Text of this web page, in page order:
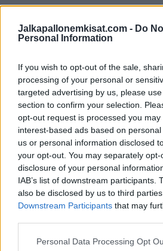
Jalkapallonemkisat.com - Do
Personal Information
If you wish to opt-out of the sale,
processing of your personal or
targeted advertising by us, please
section to confirm your selection.
opt-out request is processed you may
interest-based ads based on
us or personal information disclosed
your opt-out. You may separately
disclosure of your personal
IAB’s list of downstream participants.
also be disclosed by us to third
Downstream Participants that may
Personal Data Processing Opt
viimeistään nyt on sopiva aika
kanavalle tai Ruutu-palveluun, joista
Lue myös:Kisakuume kasvakoon –
komeimmat osumat!